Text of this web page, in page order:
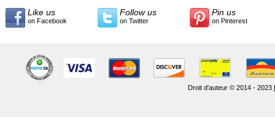
Like us
on Facebook
Follow us
on Twitter
Pin us
on Pinterest
Droit d'auteur © 2014 - 2023